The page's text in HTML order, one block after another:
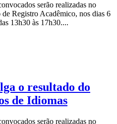
serão realizadas no
Registro Acadêmico, nos dias 6
13h30 às 17h30....
o resultado do
de Idiomas
serão realizadas no